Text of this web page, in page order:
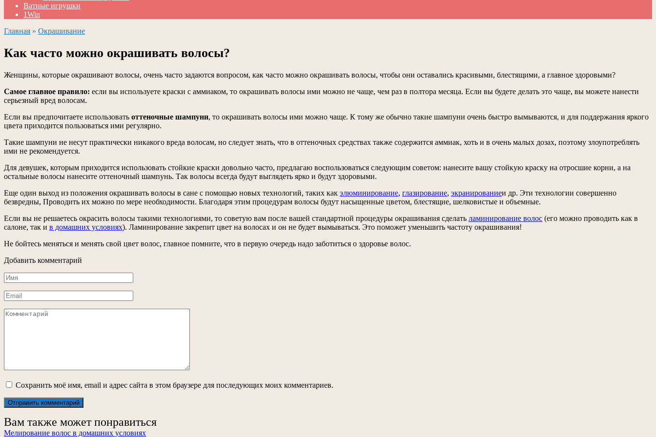
Ватные игрушки
1Win
Главная » Окрашивание
Как часто можно окрашивать волосы?
Женщины, которые окрашивают волосы, очень часто задаются вопросом, как часто можно окрашивать волосы, чтобы они оставались красивыми, блестящими, а главное здоровыми?
Самое главное правило: если вы используете краски с аммиаком, то окрашивать волосы ими можно не чаще, чем раз в полтора месяца. Если вы будете делать это чаще, вы можете нанести
серьезный вред волосам.
Если вы предпочитаете использовать оттеночные шампуни, то окрашивать волосы ими можно чаще. К тому же обычно такие шампуни очень быстро вымываются, и для поддержания яркого
цвета приходится пользоваться ими регулярно.
Такие шампуни не несут практически никакого вреда волосам, но следует знать, что в оттеночных средствах также содержится аммиак, хоть и в очень малых дозах, поэтому злоупотреблять
ими не рекомендуется.
Для девушек, которым приходится использовать стойкие краски довольно часто, предлагаю воспользоваться следующим советом: нанесите вашу стойкую краску на отросшие корни, а на
остальные волосы нанесите оттеночный шампунь. Так волосы всегда будут выглядеть ярко и будут здоровыми.
Еще один выход из положения окрашивать волосы в сане с помощью новых технологий, таких как элюминирование, глазирование, экранированиеи др. Эти технологии совершенно
безвредны, Проводить их можно по мере необходимости. Благодаря этим процедурам волосы будут насыщенные цветом, блестящие, шелковистые и объемные.
Если вы не решаетесь окрасить волосы такими технологиями, то советую вам после вашей стандартной процедуры окрашивания сделать ламинирование волос (его можно проводить как в
салоне, так и в домашних условиях). Ламинирование закрепит цвет на волосах и он не будет вымываться. Это поможет уменьшить частоту окрашивания!
Не бойтесь меняться и менять свой цвет волос, главное помните, что в первую очередь надо заботиться о здоровье волос.
Добавить комментарий
Имя
*
Email
*
Комментарий
Сохранить моё имя, email и адрес сайта в этом браузере для последующих моих комментариев.
Вам также может понравиться
Мелирование волос в домашних условиях